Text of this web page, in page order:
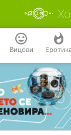
Вицови